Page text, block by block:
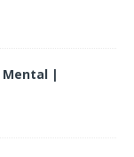
Mental |